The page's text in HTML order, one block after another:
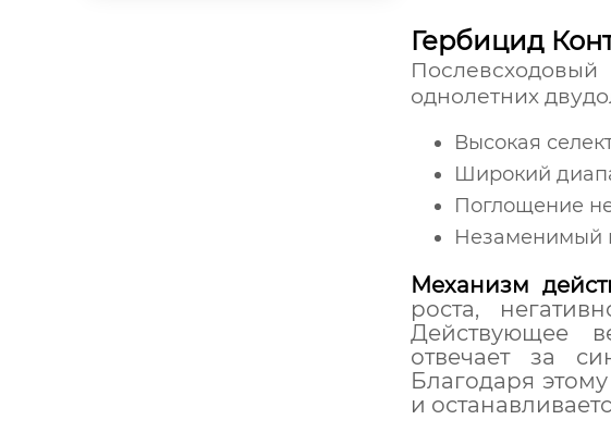
Гербицид
однолетних
Высокая
Широкий
Поглощение
Незаменимый
Механизм
роста,
Действующее
отвечает за
Благодаря
и